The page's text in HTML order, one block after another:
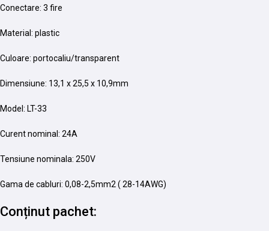
Conectare: 3 fire
Material: plastic
Culoare: portocaliu/transparent
Dimensiune: 13,1 x 25,5 x 10,9mm
Model: LT-33
Curent nominal: 24A
Tensiune nominala: 250V
Gama de cabluri: 0,08-2,5mm2 ( 28-14AWG)
Conținut pachet: